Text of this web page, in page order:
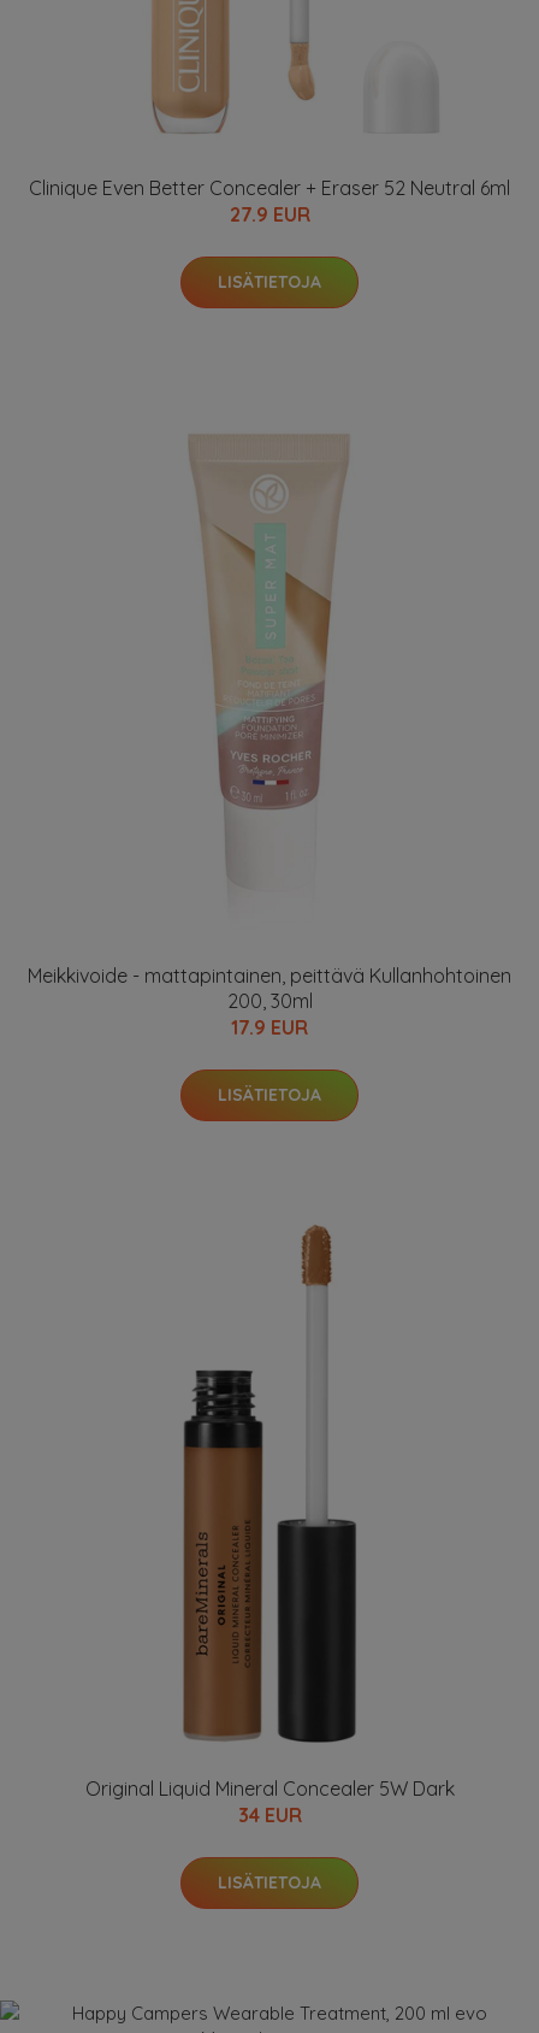
Clinique Even Better Concealer + Eraser 52 Neutral 6ml
27.9 EUR
LISÄTIETOJA
Meikkivoide - mattapintainen, peittävä Kullanhohtoinen
200, 30ml
17.9 EUR
LISÄTIETOJA
Original Liquid Mineral Concealer 5W Dark
34 EUR
LISÄTIETOJA